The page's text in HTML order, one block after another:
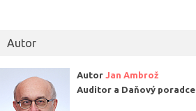
Autor
Autor Jan Ambrož
Auditor a Daňový poradce